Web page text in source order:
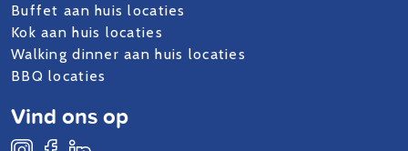
Buffet aan huis locaties
Kok aan huis locaties
Walking dinner aan huis locaties
BBQ locaties
Vind ons op